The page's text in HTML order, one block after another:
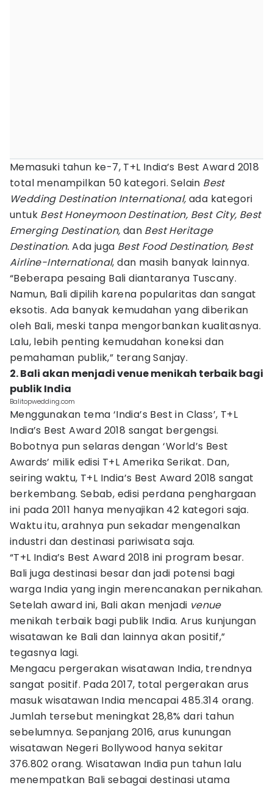
Memasuki tahun ke-7, T+L India’s Best Award 2018
total menampilkan 50 kategori. Selain Best
Wedding Destination International, ada kategori
untuk Best Honeymoon Destination, Best City, Best
Emerging Destination, dan Best Heritage
Destination. Ada juga Best Food Destination, Best
Airline-International, dan masih banyak lainnya.
“Beberapa pesaing Bali diantaranya Tuscany.
Namun, Bali dipilih karena popularitas dan sangat
eksotis. Ada banyak kemudahan yang diberikan
oleh Bali, meski tanpa mengorbankan kualitasnya.
Lalu, lebih penting kemudahan koneksi dan
pemahaman publik,” terang Sanjay.
2. Bali akan menjadi venue menikah terbaik bagi
publik India
Balitopwedding.com
Menggunakan tema ‘India’s Best in Class’, T+L
India’s Best Award 2018 sangat bergengsi.
Bobotnya pun selaras dengan ‘World’s Best
Awards’ milik edisi T+L Amerika Serikat. Dan,
seiring waktu, T+L India’s Best Award 2018 sangat
berkembang. Sebab, edisi perdana penghargaan
ini pada 2011 hanya menyajikan 42 kategori saja.
Waktu itu, arahnya pun sekadar mengenalkan
industri dan destinasi pariwisata saja.
“T+L India’s Best Award 2018 ini program besar.
Bali juga destinasi besar dan jadi potensi bagi
warga India yang ingin merencanakan pernikahan.
Setelah award ini, Bali akan menjadi venue
menikah terbaik bagi publik India. Arus kunjungan
wisatawan ke Bali dan lainnya akan positif,”
tegasnya lagi.
Mengacu pergerakan wisatawan India, trendnya
sangat positif. Pada 2017, total pergerakan arus
masuk wisatawan India mencapai 485.314 orang.
Jumlah tersebut meningkat 28,8% dari tahun
sebelumnya. Sepanjang 2016, arus kunungan
wisatawan Negeri Bollywood hanya sekitar
376.802 orang. Wisatawan India pun tahun lalu
menempatkan Bali sebagai destinasi utama